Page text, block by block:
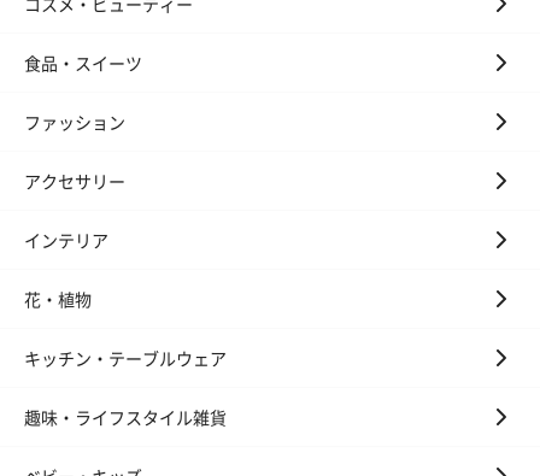
食品・スイーツ
ファッション
アクセサリー
インテリア
花・植物
キッチン・テーブルウェア
趣味・ライフスタイル雑貨